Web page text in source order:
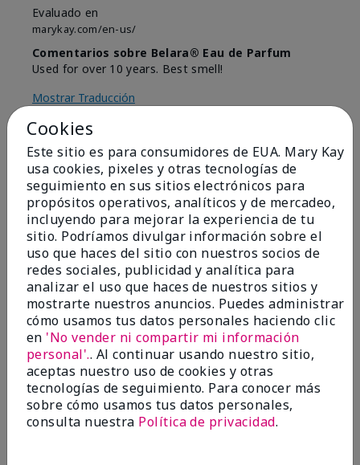
Evaluado en
marykay.com/en-us/
Comentarios sobre Belara® Eau de Parfum
Used for over 10 years. Best smell!
Mostrar Traducción
Conclusión
¿Le ha resultado útil esta
opinión?
4 0
Marcar esta opinión
5
Kristen
EnviadoHace 10 meses
por Jennifer
de MECHANCSBRG
Comprador verificado
Cookies
Este sitio es para consumidores de EUA. Mary Kay
usa cookies, pixeles y otras tecnologías de
seguimiento en sus sitios electrónicos para
propósitos operativos, analíticos y de mercadeo,
incluyendo para mejorar la experiencia de tu
sitio. Podríamos divulgar información sobre el
uso que haces del sitio con nuestros socios de
redes sociales, publicidad y analítica para
analizar el uso que haces de nuestros sitios y
mostrarte nuestros anuncios. Puedes administrar
cómo usamos tus datos personales haciendo clic
en 'No vender ni compartir mi información
personal'.. Al continuar usando nuestro sitio,
aceptas nuestro uso de cookies y otras
tecnologías de seguimiento. Para conocer más
sobre cómo usamos tus datos personales,
consulta nuestra Política de privacidad.